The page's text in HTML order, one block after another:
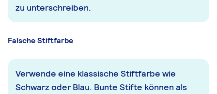
zu unterschreiben.
Falsche Stiftfarbe
Verwende eine klassische Stiftfarbe wie
Schwarz oder Blau. Bunte Stifte können als